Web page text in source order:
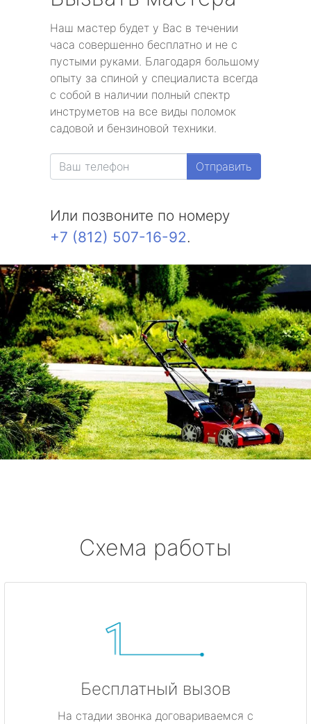
Наш мастер будет у Вас в течении
часа совершенно бесплатно и не с
пустыми руками. Благодаря большому
опыту за спиной у специалиста всегда
с собой в наличии полный спектр
инструметов на все виды поломок
садовой и бензиновой техники.
Отправить
Или позвоните по номеру
+7 (812) 507-16-92.
Схема работы
Бесплатный вызов
На стадии звонка договариваемся с